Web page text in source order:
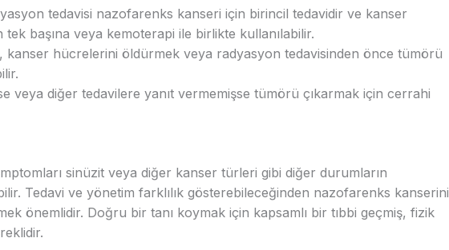
tedavisi nazofarenks kanseri için birincil tedavidir ve kanser
başına veya kemoterapi ile birlikte kullanılabilir.
kanser hücrelerini öldürmek veya radyasyon tedavisinden önce tümörü
veya diğer tedavilere yanıt vermemişse tümörü çıkarmak için cerrahi
sinüzit veya diğer kanser türleri gibi diğer durumların
Tedavi ve yönetim farklılık gösterebileceğinden nazofarenks kanserini
önemlidir. Doğru bir tanı koymak için kapsamlı bir tıbbi geçmiş, fizik